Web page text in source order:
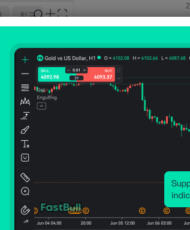
관련 지표